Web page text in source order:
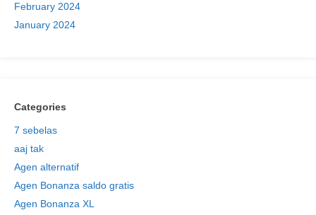
February 2024
January 2024
Categories
7 sebelas
aaj tak
Agen alternatif
Agen Bonanza saldo gratis
Agen Bonanza XL